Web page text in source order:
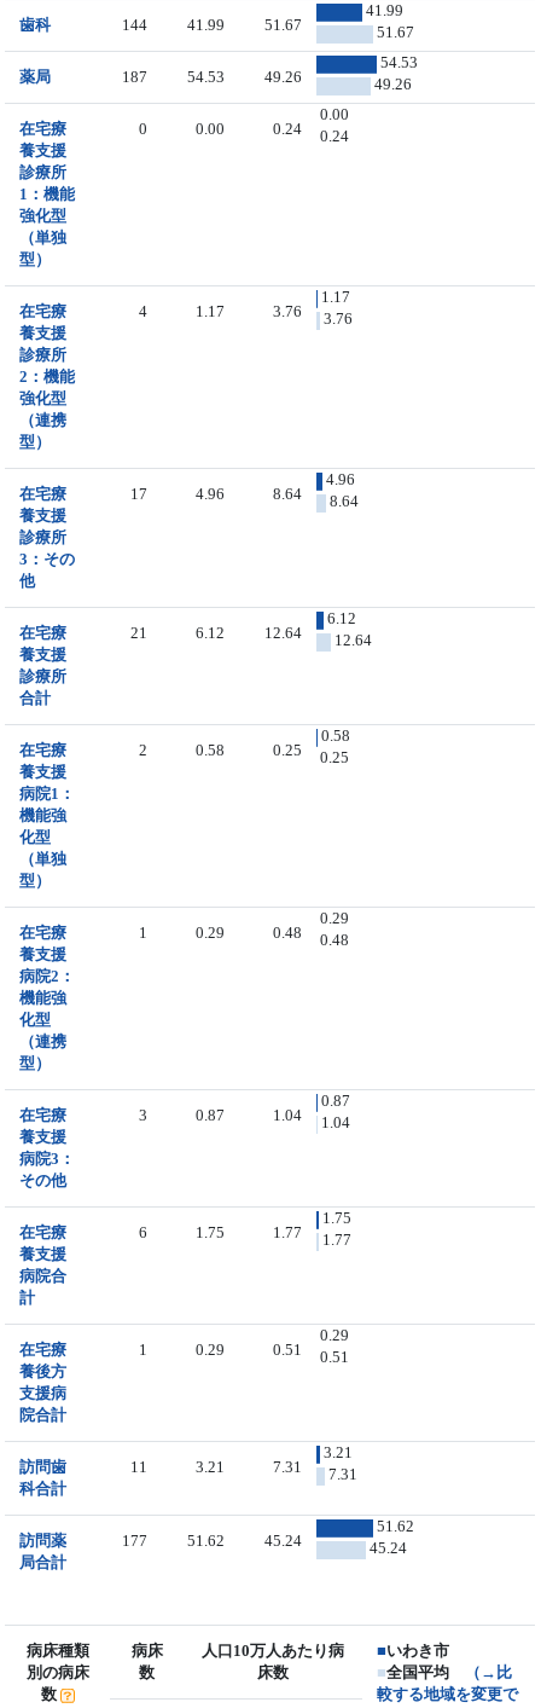
歯科 144 41.99 51.67
41.99
51.67
薬局 187 54.53 49.26
54.53
49.26
在宅療
養支援
診療所
1：機能
強化型
（単独
型）
0 0.00 0.24
0.00
0.24
在宅療
養支援
診療所
2：機能
強化型
（連携
型）
4 1.17 3.76
1.17
3.76
在宅療
養支援
診療所
3：その
他
17 4.96 8.64
4.96
8.64
在宅療
養支援
診療所
合計
21 6.12 12.64
6.12
12.64
在宅療
養支援
病院1：
機能強
化型
（単独
型）
2 0.58 0.25
0.58
0.25
在宅療
養支援
病院2：
機能強
化型
（連携
型）
1 0.29 0.48
0.29
0.48
在宅療
養支援
病院3：
その他
3 0.87 1.04
0.87
1.04
在宅療
養支援
病院合
計
6 1.75 1.77
1.75
1.77
在宅療
養後方
支援病
院合計
1 0.29 0.51
0.29
0.51
訪問歯
科合計
11 3.21 7.31
3.21
7.31
訪問薬
局合計
177 51.62 45.24
51.62
45.24
病床種類
別の病床
数
病床
数
人口10万人あたり病
床数
■いわき市
■全国平均
（→比
較する地域を変更で